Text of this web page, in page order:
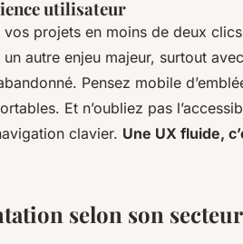
utilisateur
projets en moins de deux
autre enjeu majeur, surtout
Pensez mobile
Et n’oubliez pas
clavier. Une UX fluide,
selon son